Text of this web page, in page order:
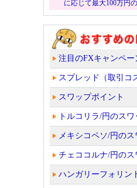
に応じて最大100万円
注目のFXキャンペー
スプレッド（取引コ
スワップポイント
トルコリラ/円のスワ
メキシコペソ/円のス
チェココルナ/円のス
ハンガリーフォリン